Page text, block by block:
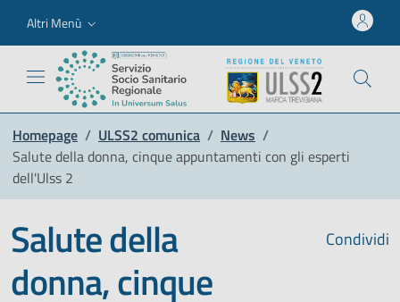
Altri Menù
Homepage / ULSS2 comunica / News /
Salute della donna, cinque appuntamenti con gli esperti
dell'Ulss 2
Condividi
Salute della
donna, cinque